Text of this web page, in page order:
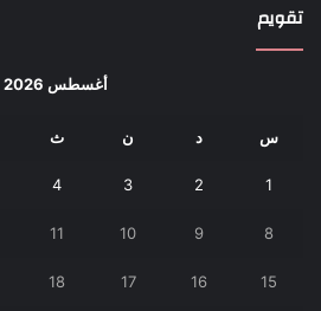
تقويم
أغسطس 2026
س د ن ث
1
2
3
4
8
9
10
11
15
16
17
18